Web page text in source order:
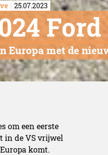
25.07.2023
Europa met de
om een eerste
in de VS vrijwel
komt.